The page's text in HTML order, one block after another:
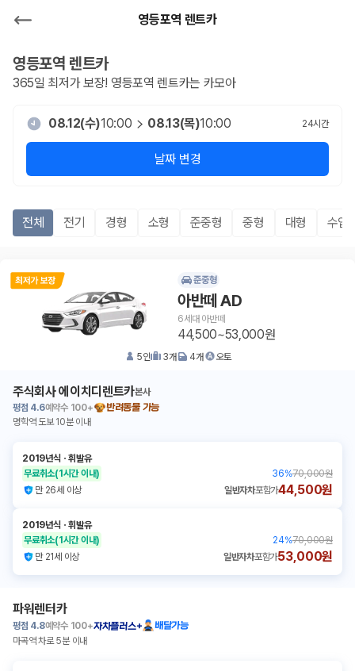
영등포역 렌트카
영등포역 렌트카
365일 최저가 보장! 영등포역 렌트카는 카모아
08.12(수)10:00 08.13(목)10:00 24시간
날짜 변경
전체 전기 경형 소형 준중형 중형 대형 수입
준중형
아반떼 AD
6세대 아반떼
44,500~53,000원
5인 3개 4개 오토
주식회사 에이치디렌트카본사
평점 4.6예약수 100+
반려동물 가능
명학역 도보 10분 이내
2019년식 ㆍ휘발유
무료취소(1시간 이내) 36%70,000원
만 26세 이상
일반자차포함가44,500원
2019년식 ㆍ휘발유
무료취소(1시간 이내) 24%70,000원
만 21세 이상
일반자차포함가53,000원
파워렌터카
평점 4.8예약수 100+자차플러스+
배달가능
마곡역 차로 5분 이내